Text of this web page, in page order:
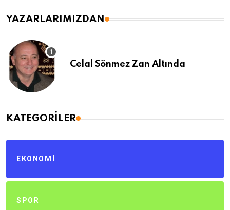
YAZARLARIMIZDAN
Celal Sönmez Zan Altında
KATEGORILER
EKONOMI
SPOR